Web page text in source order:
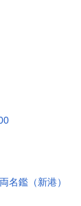
名鑑（新港）